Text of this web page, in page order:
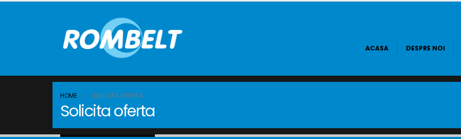
ACASA DESPRE NOI
HOME SOLICITA OFERTA
Solicita oferta